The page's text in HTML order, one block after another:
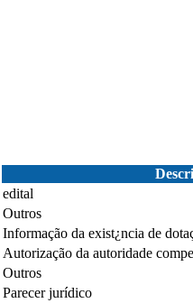
edital
Outros
Informação da exist¿ncia de
Autorização da autoridade
Outros
Parecer jurídico